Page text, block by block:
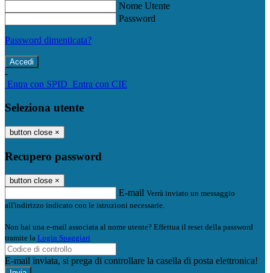
Nome Utente
Password
Password dimenticata?
-
Entra con SPID Entra con CIE
Seleziona utente
button close ×
Recupero password
button close ×
E-mail Verrà inviato un messaggio
all'indirizzo indicato con le istruzioni necessarie.
Non hai una e-mail associata al nome utente? Effettua il reset della password
tramite la Login Spaggiari
E-mail inviata, si prega di controllare la casella di posta elettronica!